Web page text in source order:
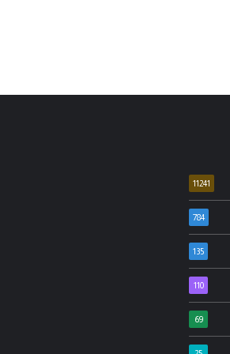
11241
784
135
110
69